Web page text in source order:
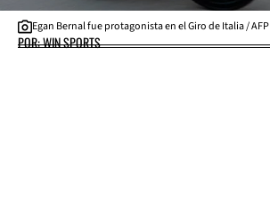
Egan Bernal fue protagonista en el Giro de Italia / AFP
POR: WIN SPORTS